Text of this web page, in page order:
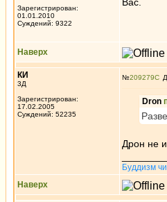
Зарегистрирован:
01.01.2010
Суждений: 9322
Наверх
КИ
3Д
Зарегистрирован:
17.02.2005
Суждений: 52235
№209279
Dron
Дрон не
Буддизм
Наверх